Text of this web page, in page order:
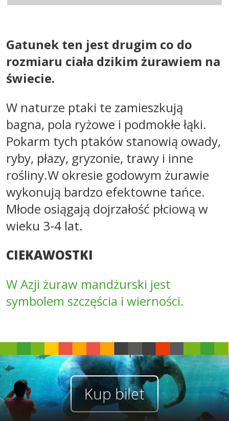
Gatunek ten jest drugim co do
rozmiaru ciała dzikim żurawiem na
świecie.
W naturze ptaki te zamieszkują
bagna, pola ryżowe i podmokłe łąki.
Pokarm tych ptaków stanowią owady,
ryby, płazy, gryzonie, trawy i inne
rośliny.W okresie godowym żurawie
wykonują bardzo efektowne tańce.
Młode osiągają dojrzałość płciową w
wieku 3-4 lat.
CIEKAWOSTKI
W Azji żuraw mandżurski jest
symbolem szczęścia i wierności.
Kup bilet